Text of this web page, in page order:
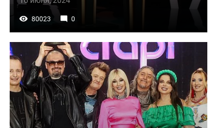
80023 0